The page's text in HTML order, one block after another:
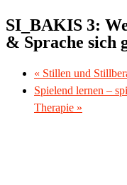
SI_BAKIS 3:
& Sprache sich
« Stillen und
Spielend lernen –
Therapie »